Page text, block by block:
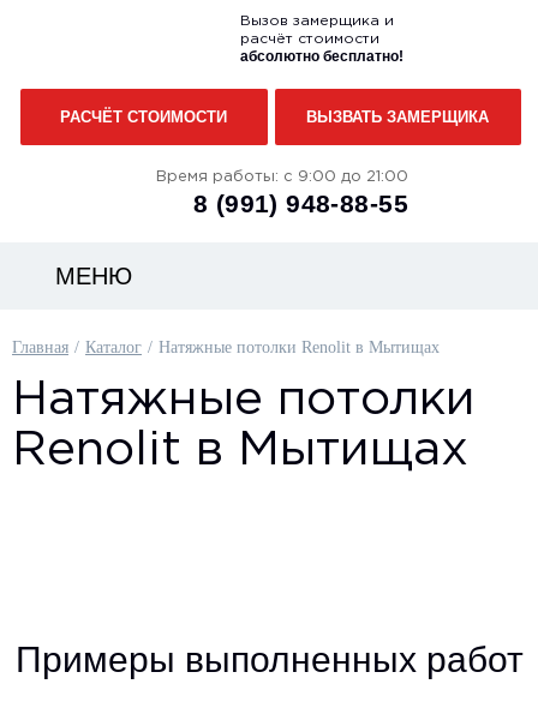
Вызов замерщика и
расчёт стоимости
абсолютно бесплатно!
РАСЧЁТ СТОИМОСТИ ВЫЗВАТЬ ЗАМЕРЩИКА
Время работы: с 9:00 до 21:00
8 (991)948-88-55
МЕНЮ
Главная Каталог Натяжные потолки Renolit в Мытищах
Натяжные потолки
Renolit в Мытищах
Примеры выполненных работ